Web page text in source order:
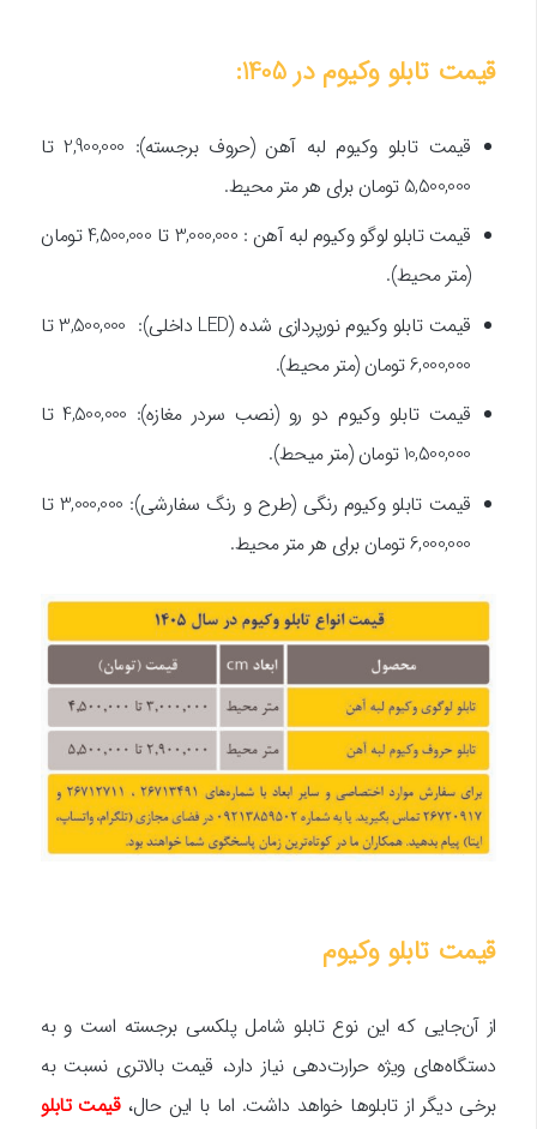
قیمت تابلو وکیوم در 1405:
قیمت تابلو وکیوم لبه آهن (حروف برجسته): 2,900,000 تا
5,500,000 تومان برای هر متر محیط.
قیمت تابلو لوگو وکیوم لبه آهن : 3,000,000 تا 4,500,000 تومان
(متر محیط).
قیمت تابلو وکیوم نورپردازی شده (LED داخلی): 3,500,000 تا
6,000,000 تومان (متر محیط).
قیمت تابلو وکیوم دو رو (نصب سردر مغازه): 4,500,000 تا
10,500,000 تومان (متر میحط).
قیمت تابلو وکیوم رنگی (طرح و رنگ سفارشی): 3,000,000 تا
6,000,000 تومان برای هر متر محیط.
قیمت تابلو وکیوم
از آن‌جایی که این نوع تابلو شامل پلکسی برجسته است و به
دستگاه‌های ویژه حرارت‌دهی نیاز دارد، قیمت بالاتری نسبت به
برخی دیگر از تابلوها خواهد داشت. اما با این حال،قیمت تابلو